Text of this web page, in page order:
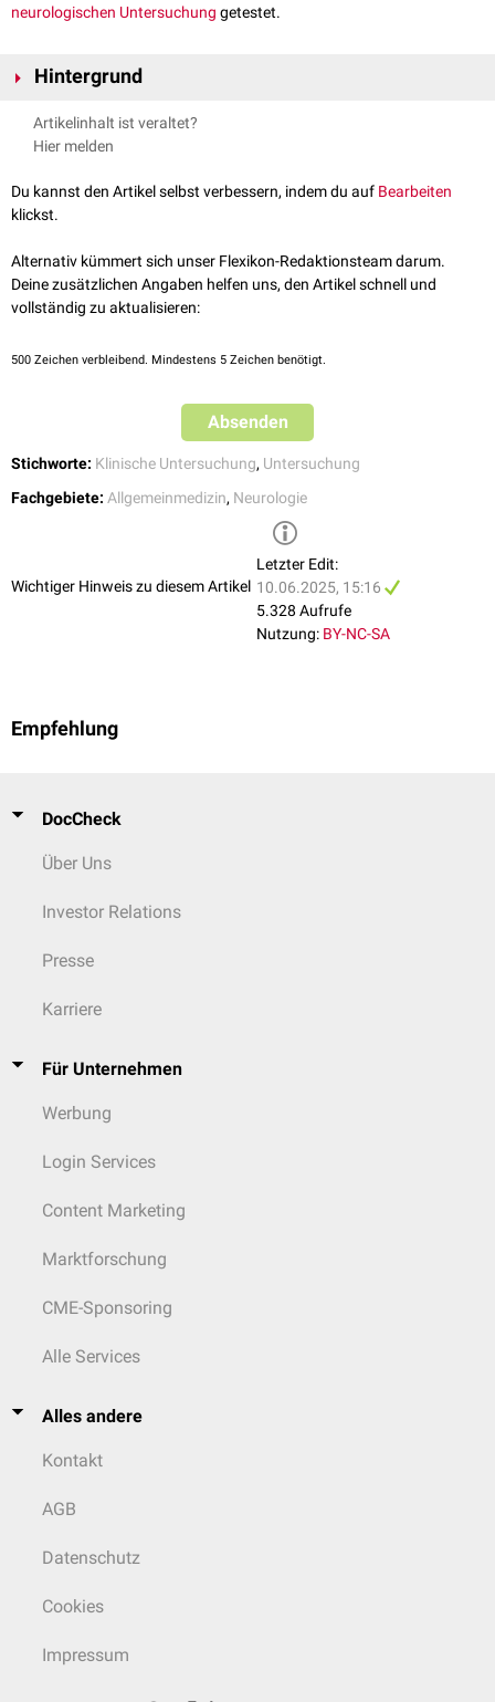
neurologischen Untersuchung getestet.
Hintergrund
Zu den Nervendruckpunkten gehören z.B. die
oder die Austrittstellen des
Artikelinhalt ist veraltet?
Hier melden
Du kannst den Artikel selbst verbessern, indem du auf Bearbeiten
klickst.
Alternativ kümmert sich unser Flexikon-Redaktionsteam darum.
Deine zusätzlichen Angaben helfen uns, den Artikel schnell und
vollständig zu aktualisieren:
500 Zeichen verbleibend. Mindestens 5 Zeichen benötigt.
Absenden
Stichworte: Klinische Untersuchung, Untersuchung
Fachgebiete: Allgemeinmedizin, Neurologie
Wichtiger Hinweis zu diesem Artikel
Letzter Edit:
10.06.2025, 15:16
5.328 Aufrufe
Nutzung: BY-NC-SA
Empfehlung
DocCheck
Über Uns
Investor Relations
Presse
Karriere
Für Unternehmen
Werbung
Login Services
Content Marketing
Marktforschung
CME-Sponsoring
Alle Services
Alles andere
Kontakt
AGB
Datenschutz
Cookies
Impressum